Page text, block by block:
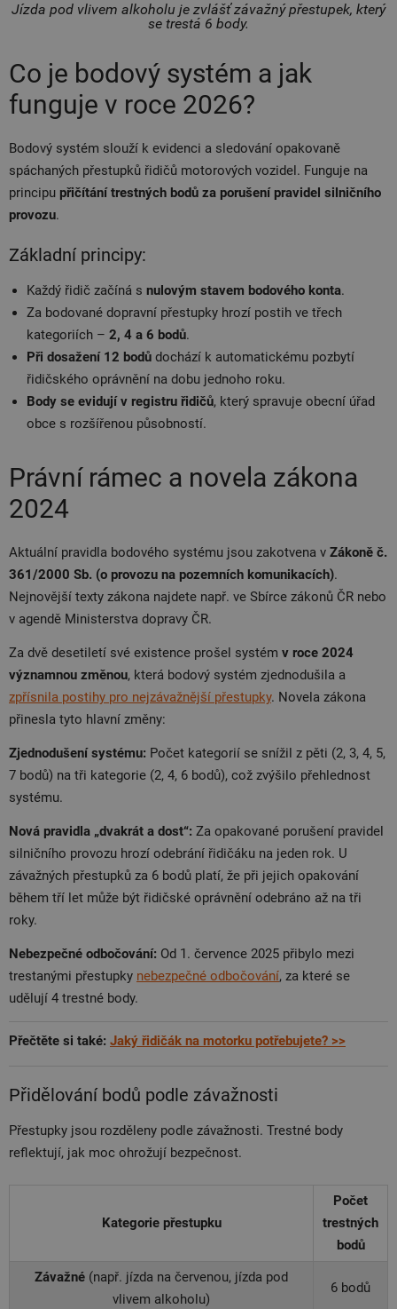
Jízda pod vlivem alkoholu je zvlášť závažný přestupek, který
se trestá 6 body.
Co je bodový systém a jak
funguje v roce 2026?
Bodový systém slouží k evidenci a sledování opakovaně
spáchaných přestupků řidičů motorových vozidel. Funguje na
principu přičítání trestných bodů za porušení pravidel silničního
provozu.
Základní principy:
Každý řidič začíná s nulovým stavem bodového konta.
Za bodované dopravní přestupky hrozí postih ve třech
kategoriích – 2, 4 a 6 bodů.
Při dosažení 12 bodů dochází k automatickému pozbytí
řidičského oprávnění na dobu jednoho roku.
Body se evidují v registru řidičů, který spravuje obecní úřad
obce s rozšířenou působností.
Právní rámec a novela zákona
2024
Aktuální pravidla bodového systému jsou zakotvena v Zákoně č.
361/2000 Sb. (o provozu na pozemních komunikacích).
Nejnovější texty zákona najdete např. ve Sbírce zákonů ČR nebo
v agendě Ministerstva dopravy ČR.
Za dvě desetiletí své existence prošel systém v roce 2024
významnou změnou, která bodový systém zjednodušila a
zpřísnila postihy pro nejzávažnější přestupky. Novela zákona
přinesla tyto hlavní změny:
Zjednodušení systému: Počet kategorií se snížil z pěti (2, 3, 4, 5,
7 bodů) na tři kategorie (2, 4, 6 bodů), což zvýšilo přehlednost
systému.
Nová pravidla „dvakrát a dost“: Za opakované porušení pravidel
silničního provozu hrozí odebrání řidičáku na jeden rok. U
závažných přestupků za 6 bodů platí, že při jejich opakování
během tří let může být řidičské oprávnění odebráno až na tři
roky.
Nebezpečné odbočování: Od 1. července 2025 přibylo mezi
trestanými přestupky nebezpečné odbočování, za které se
udělují 4 trestné body.
Přečtěte si také: Jaký řidičák na motorku potřebujete? >>
Přidělování bodů podle závažnosti
Přestupky jsou rozděleny podle závažnosti. Trestné body
reflektují, jak moc ohrožují bezpečnost.
Kategorie přestupku
Počet
trestných
bodů
Závažné (např. jízda na červenou, jízda pod
vlivem alkoholu)
6 bodů